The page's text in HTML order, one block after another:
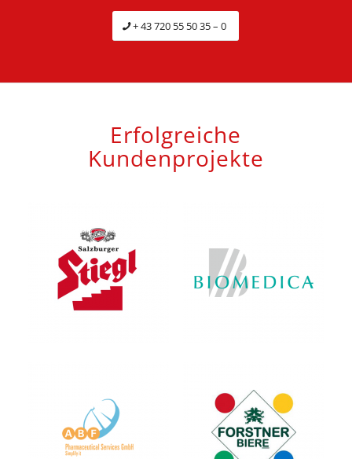
+ 43 720 55 50 35 – 0
Erfolgreiche
Kundenprojekte